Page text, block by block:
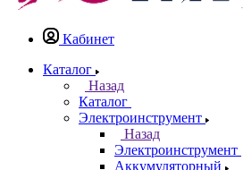
Кабинет
Каталог
Назад
Каталог
Электроинструмент
Назад
Электроинструмент
Аккумуляторный